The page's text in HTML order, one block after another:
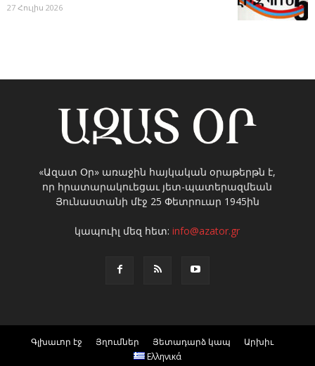
27 Հուլիս 2026
«Ազատ Օր» առաջին հայկական օրաթերթն է,
որ հրատարակուեցաւ յետ-պատերազմեան
Յունաստանի մէջ 25 Փետրուար 1945ին
կապուիլ մեզ հետ:info@azator.gr
Գլխաւոր էջ Յղումներ Յետադարձ կապ
Արխիւ
Ελληνικά